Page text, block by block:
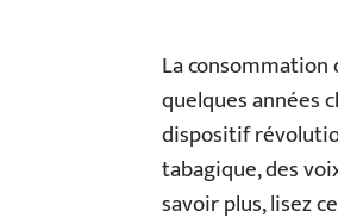
La
quelques années
dispositif
tabagique, des
savoir plus, lisez